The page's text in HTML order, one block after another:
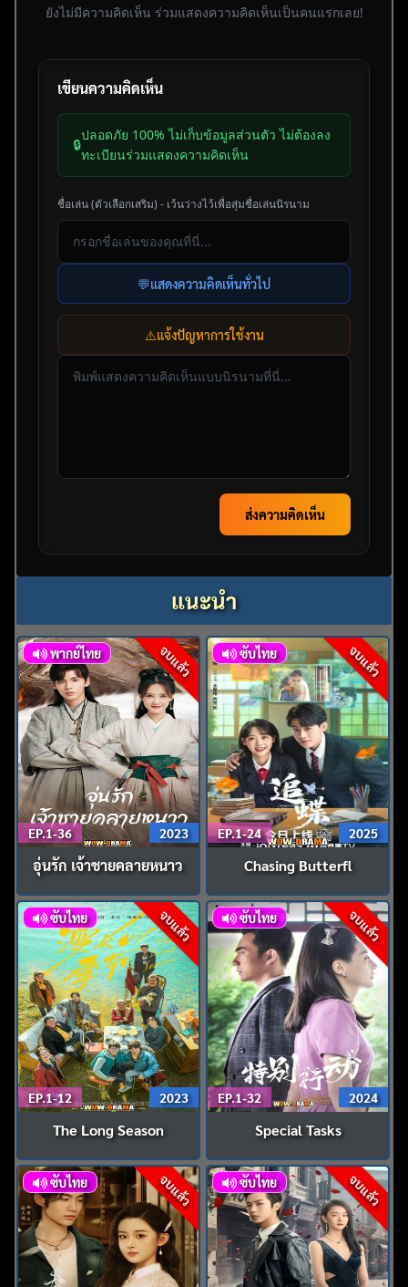
ยังไม่มีความคิดเห็น ร่วมแสดงความคิดเห็นเป็นคนแรกเลย!
เขียนความคิดเห็น
🔒
ปลอดภัย 100% ไม่เก็บข้อมูลส่วนตัว ไม่ต้องลง
ทะเบียนร่วมแสดงความคิดเห็น
ชื่อเล่น (ตัวเลือกเสริม) - เว้นว่างไว้เพื่อสุ่มชื่อเล่นนิรนาม
💬แสดงความคิดเห็นทั่วไป
⚠️แจ้งปัญหาการใช้งาน
ส่งความคิดเห็น
แนะนำ
จบแล้ว
พากย์ไทย
EP.1-36 2023
อุ่นรัก เจ้าชายคลายหนาว
จบแล้ว
ซับไทย
EP.1-24 2025
Chasing Butterfl
จบแล้ว
ซับไทย
EP.1-12 2023
The Long Season
จบแล้ว
ซับไทย
EP.1-32 2024
Special Tasks
จบแล้ว
ซับไทย จบแล้ว
ซับไทย